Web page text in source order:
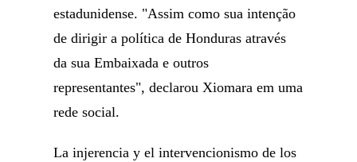
estadunidense. "Assim como sua intenção
de dirigir a política de Honduras através
da sua Embaixada e outros
representantes", declarou Xiomara em uma
rede social.
La injerencia y el intervencionismo de los